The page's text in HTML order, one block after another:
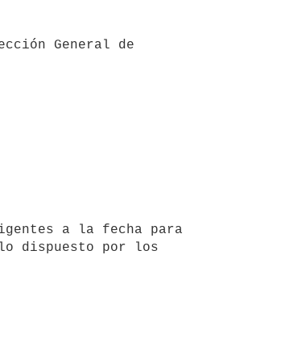
dispuesto por los